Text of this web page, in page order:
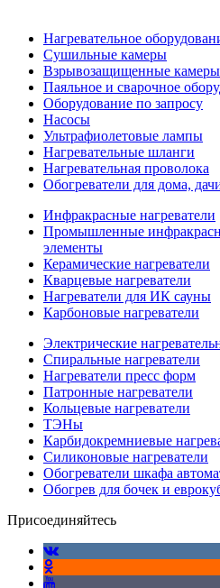
Нагревательное
Сушильные камеры
Взрывозащищенные камеры
Паяльное и сварочное
Оборудование по запросу
Насосы
Ультрафиолетовые лампы
Нагревательные шланги
Нагревательная проволока
Обогреватели для дома,
Инфракрасные нагреватели
Промышленные
элементы
Керамические нагреватели
Кварцевые нагреватели
Нагреватели для ИК сауны
Карбоновые нагреватели
Электрические
Спиральные нагреватели
Нагреватели пресс форм
Патронные нагреватели
Кольцевые нагреватели
ТЭНы
Карбидокремниевые
Силиконовые нагреватели
Обогреватели шкафа
Обогрев для бочек и
Присоединяйтесь